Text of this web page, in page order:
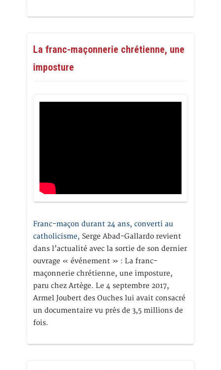
La franc-maçonnerie chrétienne, une
imposture
Franc-maçon durant 24 ans, converti au
catholicisme, Serge Abad-Gallardo revient
dans l’actualité avec la sortie de son dernier
ouvrage « événement » : La franc-
maçonnerie chrétienne, une imposture,
paru chez Artège. Le 4 septembre 2017,
Armel Joubert des Ouches lui avait consacré
un documentaire vu près de 3,5 millions de
fois.